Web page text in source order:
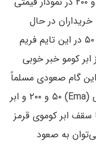
گرچه خریداران در حال
بازپس‌گیری میانگین متحرک نمایی (Ema) ۵۰ در این تایم فریم
کومو خبر خوبی
گام صعودی مسلماً
محکوم‌به عبور از میانگین‌های متحرک نمایی (Ema) ۵۰ و ۲۰۰ و ابر
ابر کوموی قرمز
به صعود